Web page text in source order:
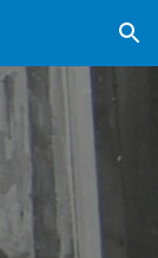
Skip to navigation